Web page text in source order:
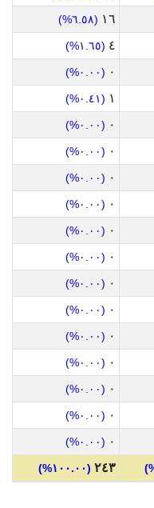
١٦ (٦.٥٨%)
٤ (١.٦٥%)
٠ (٠.٠٠%)
١ (٠.٤١%)
٠ (٠.٠٠%)
٠ (٠.٠٠%)
٠ (٠.٠٠%)
٠ (٠.٠٠%)
٠ (٠.٠٠%)
٠ (٠.٠٠%)
٠ (٠.٠٠%)
٠ (٠.٠٠%)
٠ (٠.٠٠%)
٠ (٠.٠٠%)
٠ (٠.٠٠%)
٠ (٠.٠٠%)
٠ (٠.٠٠%)
٢٤٣ (١٠٠.٠٠%)